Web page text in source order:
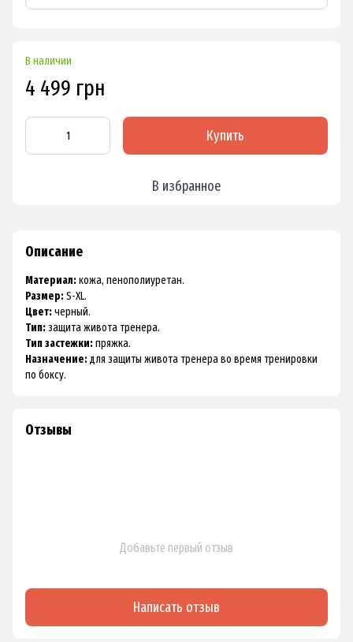
В наличии
4 499 грн
Купить
В избранное
Описание
Материал:кожа, пенополиуретан.
Размер:S-XL.
Цвет:черный.
Тип:защита живота тренера.
Тип застежки:пряжка.
Назначение:для защиты живота тренера во время тренировки
по боксу.
Отзывы
Добавьте первый отзыв
Написать отзыв